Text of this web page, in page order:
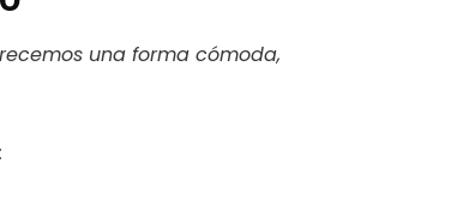
una forma cómoda,